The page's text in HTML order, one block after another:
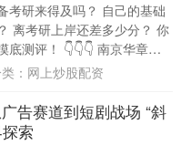
考研来得及吗？ 自己的基础
离考研上岸还差多少分？ 你
底测评！ 👇👇👇 南京华章备
考 考研摸底测评安....
： 网上炒股配资
告赛道到短剧战场 “斜
索